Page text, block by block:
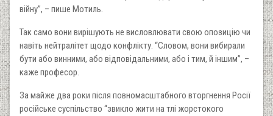
війну”, – пише Мотиль.
Так само вони вирішують не висловлювати свою опозицію чи
навіть нейтралітет щодо конфлікту. “Словом, вони вибирали
бути або винними, або відповідальними, або і тим, й іншим”, –
каже професор.
За майже два роки після повномасштабного вторгнення Росії
російське суспільство “звикло жити на тлі жорстокого